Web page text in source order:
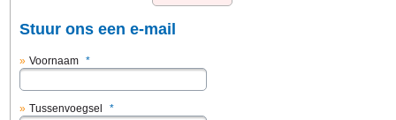
Stuur ons een e-mail
Voornaam *
Tussenvoegsel *